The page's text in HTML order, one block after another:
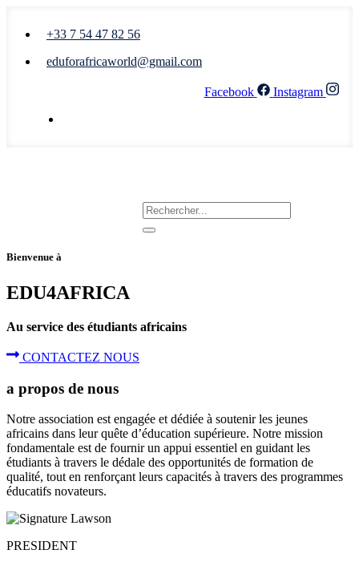
+33 7 54 47 82 56
eduforafricaworld@gmail.com
Facebook
Instagram
Bienvenue à
EDU4AFRICA
Au service des étudiants africains
CONTACTEZ NOUS
a propos de nous
Notre association est engagée et dédiée à soutenir les jeunes
africains dans leur quête d’éducation supérieure. Notre mission
fondamentale est de fournir un appui essentiel en guidant les
étudiants à travers le dédale des opportunités de formation de
qualité, tout en renforçant leurs capacités à travers des programmes
éducatifs novateurs.
PRESIDENT